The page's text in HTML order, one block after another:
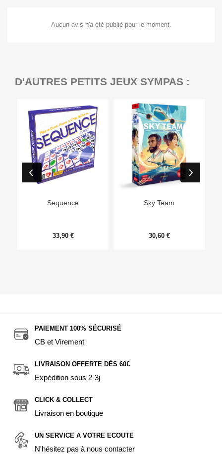
Aucun avis n'a été publié pour le moment.
D'AUTRES PETITS JEUX SYMPAS :
Sequence
33,90 €
Sky Team
30,60 €
PAIEMENT 100% SÉCURISÉ
CB et Virement
LIVRAISON OFFERTE DÈS 60€
Expédition sous 2-3j
CLICK & COLLECT
Livraison en boutique
UN SERVICE A VOTRE ECOUTE
N'hésitez pas à nous contacter